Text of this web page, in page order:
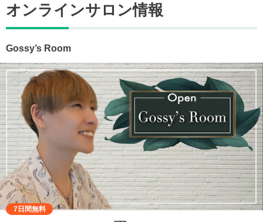
オンラインサロン情報
Gossy’s Room
7日間無料